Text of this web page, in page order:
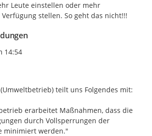
Leute einstellen oder mehr
stellen. So geht das nicht!!!
Erstellens
14:54
teilt uns Folgendes mit:
erarbeitet Maßnahmen, dass die
durch Vollsperrungen der
minimiert werden."